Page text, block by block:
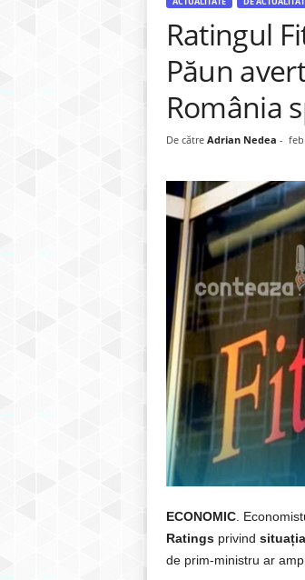
Ratingul
Păun
România
De către Adrian Nedea -
ECONOMIC.
Ratingsprivind
de prim-ministru ar